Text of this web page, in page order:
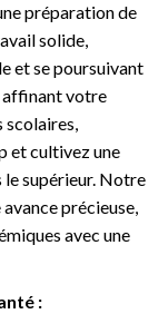
préparation de
solide,
et se poursuivant
affinant votre
scolaires,
et cultivez une
le supérieur. Notre
précieuse,
avec une
: